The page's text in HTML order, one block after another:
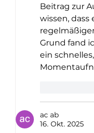
Beitrag zur
wissen,
Grund fand
ein
ac ab
16. Okt. 2025